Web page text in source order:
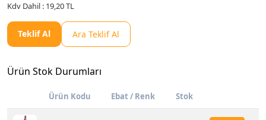
Kdv Dahil : 19,20 TL
Teklif Al Ara Teklif Al
Ürün Stok Durumları
Ürün Kodu Ebat / Renk Stok